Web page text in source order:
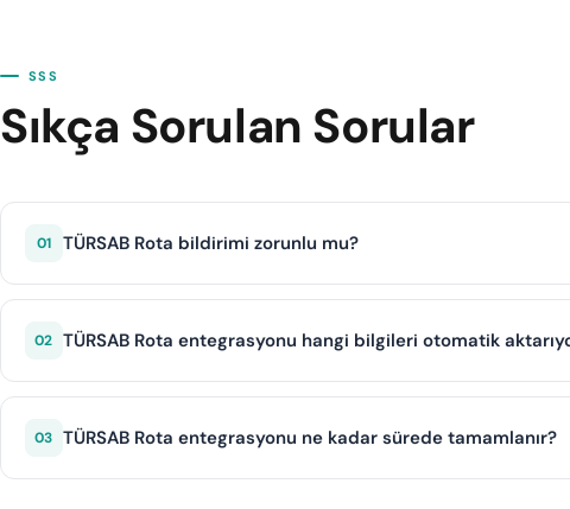
SSS
Sıkça Sorulan Sorular
01 TÜRSAB Rota bildirimi zorunlu mu?
Evet, Türkiye'de tur operasyonu yapan tüm A grubu seyahat
bilgilerini TÜRSAB'a bildirmekle yükümlüdür. Bu yasal bir
02 TÜRSAB Rota entegrasyonu hangi bilgileri otomatik
Entegrasyon; tur güzergahı, konaklama noktaları, araç plakası,
bilgileri gibi tüm zorunlu verileri otomatik olarak TÜRSAB
03 TÜRSAB Rota entegrasyonu ne kadar sürede tamamlanır?